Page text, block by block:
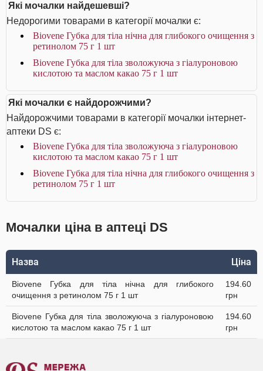
Які мочалки найдешевші?
Недорогими товарами в категорії мочалки є:
Biovene Губка для тіла нічна для глибокого очищення з
ретинолом 75 г 1 шт
Biovene Губка для тіла зволожуюча з гіалуроновою
кислотою та маслом какао 75 г 1 шт
Які мочалки є найдорожчими?
Найдорожчими товарами в категорії мочалки інтернет-
аптеки DS є:
Biovene Губка для тіла зволожуюча з гіалуроновою
кислотою та маслом какао 75 г 1 шт
Biovene Губка для тіла нічна для глибокого очищення з
ретинолом 75 г 1 шт
Мочалки ціна в аптеці DS
Назва Ціна
Biovene Губка для тіла нічна для глибокого
очищення з ретинолом 75 г 1 шт
194.60
грн
Biovene Губка для тіла зволожуюча з гіалуроновою
кислотою та маслом какао 75 г 1 шт
194.60
грн